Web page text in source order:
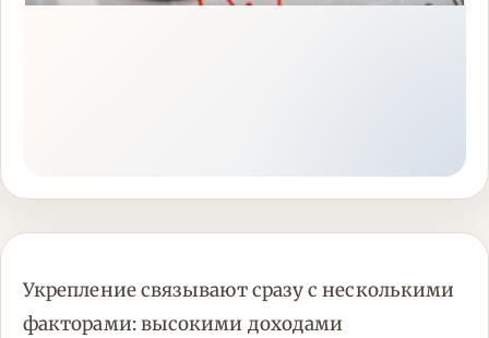
Укрепление связывают сразу с несколькими
факторами: высокими доходами